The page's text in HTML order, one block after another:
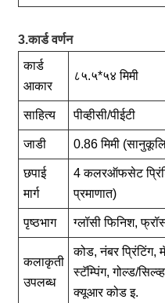
3.कार्ड वर्णन
कार्ड
आकार
८५.५*५४ मिमी
साहित्य पीव्हीसी/पीईटी
जाडी 0.86 मिमी
छपाई
मार्ग
4 कलरऑफसेट
प्रमाणात)
पृष्ठभाग ग्लॉसी फिनिश,
कलाकृती
उपलब्ध
कोड, नंबर प्रिंटिंग,
स्टॅम्पिंग, गोल्ड/
क्यूआर कोड इ.